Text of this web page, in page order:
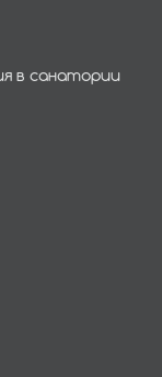
в санатории